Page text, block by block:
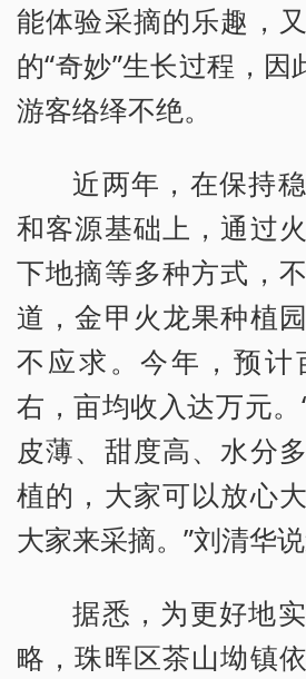
能体验采摘的乐趣，
的“奇妙”生长过程，因
游客络绎不绝。
近两年，在保持
和客源基础上，通过
下地摘等多种方式，
道，金甲火龙果种植
不应求。今年，预计
右，亩均收入达万元
皮薄、甜度高、水分
植的，大家可以放心
大家来采摘。”刘清华说
据悉，为更好地
略，珠晖区茶山坳镇